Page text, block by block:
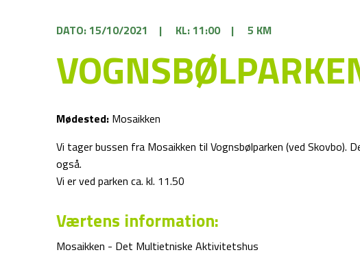
DATO: 15/10/2021 | KL: 11:00 | 5 KM
Mødested: Mosaikken
Vi tager bussen fra Mosaikken til Vognsbølparken (ved Skovbo).
også.
Vi er ved parken ca. kl. 11.50
Værtens information:
Mosaikken - Det Multietniske Aktivitetshus